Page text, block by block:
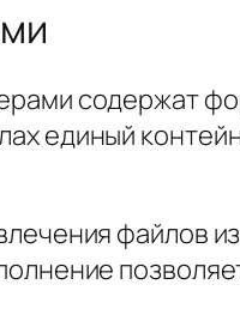
содержат
единый
файлов